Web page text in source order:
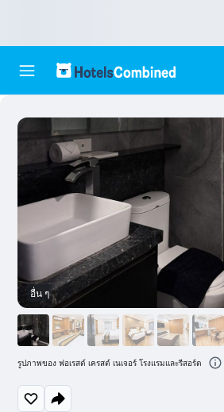
อื่น ๆ
รูปภาพของ ฟอเรสต์ เครสต์ เนเจอร์ โรงแรมและรีสอร์ต